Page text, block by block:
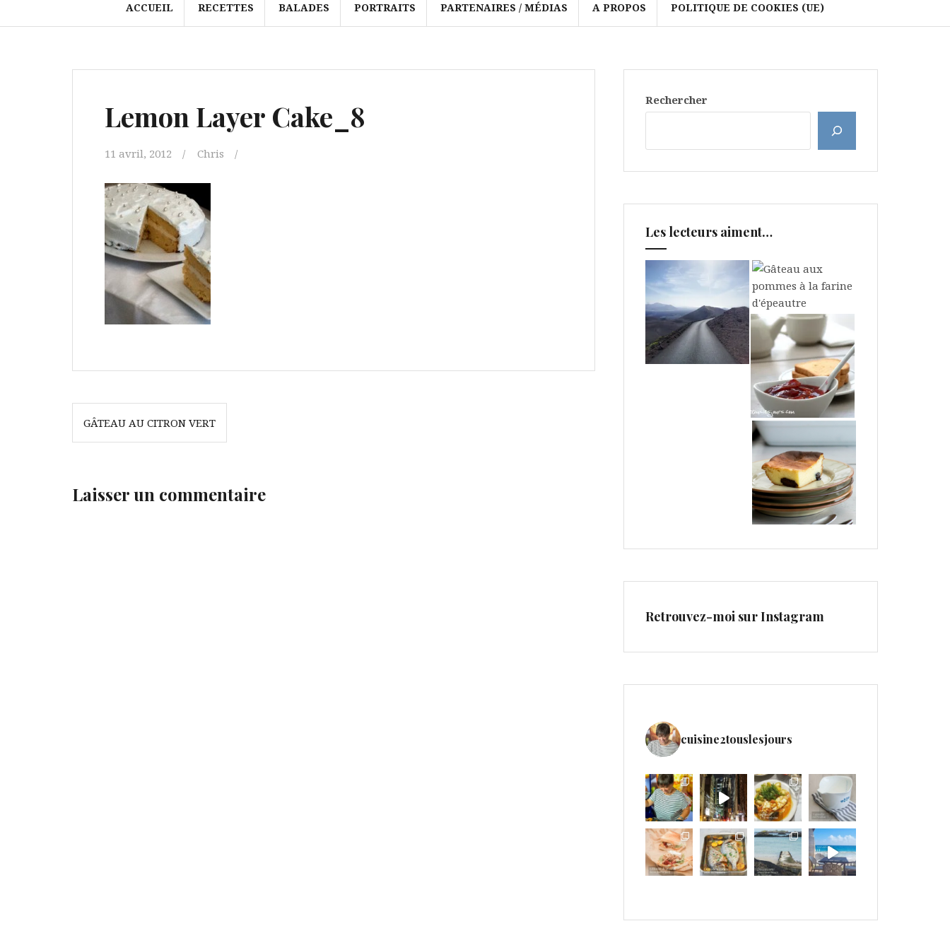
ACCUEIL RECETTES BALADES PORTRAITS PARTENAIRES / MÉDIAS A PROPOS POLITIQUE DE COOKIES (UE)
Lemon Layer Cake_8
11 avril, 2012 Chris
Navigation
deGÂTEAU AU CITRON VERT
Laisser un commentaire
Rechercher
Les lecteurs aiment…
Retrouvez-moi sur Instagram
cuisine2touslesjours